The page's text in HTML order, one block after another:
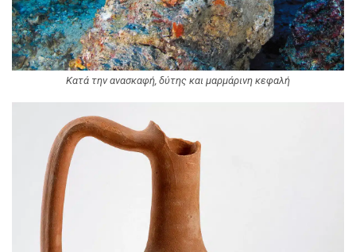
Κατά την ανασκαφή, δύτης και μαρμάρινη κεφαλή